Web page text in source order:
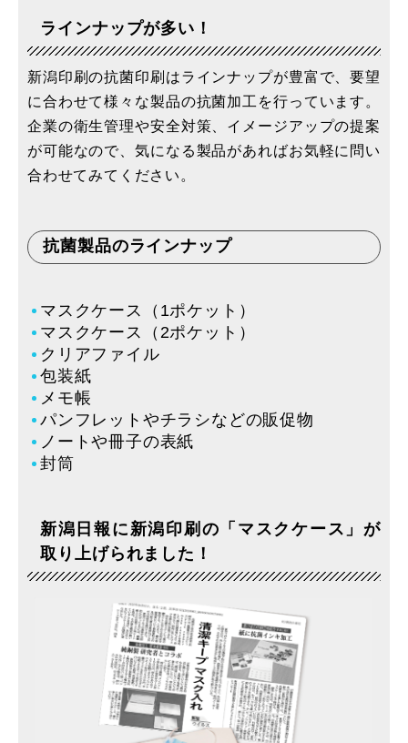
ラインナップが多い！
新潟印刷の抗菌印刷はラインナップが豊富で、要望
に合わせて様々な製品の抗菌加工を行っています。
企業の衛生管理や安全対策、イメージアップの提案
が可能なので、気になる製品があればお気軽に問い
合わせてみてください。
抗菌製品のラインナップ
マスクケース（1ポケット）
マスクケース（2ポケット）
クリアファイル
包装紙
メモ帳
パンフレットやチラシなどの販促物
ノートや冊子の表紙
封筒
新潟日報に新潟印刷の「マスクケース」が
取り上げられました！